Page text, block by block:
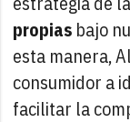
propias bajo
esta manera,
consumidor a
facilitar la